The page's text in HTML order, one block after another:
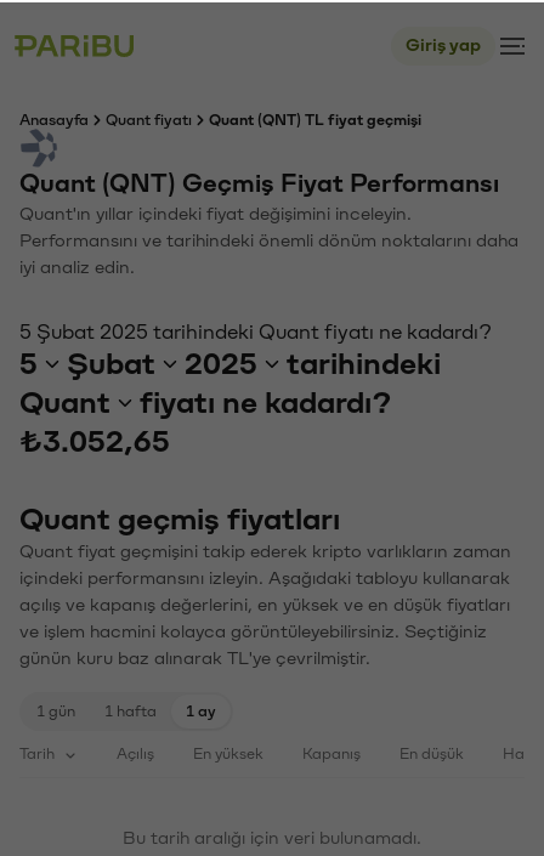
Giriş yap
Anasayfa Quant fiyatı Quant (QNT) TL fiyat geçmişi
Quant (QNT) Geçmiş Fiyat Performansı
Quant'ın yıllar içindeki fiyat değişimini inceleyin.
Performansını ve tarihindeki önemli dönüm noktalarını daha
iyi analiz edin.
5 Şubat 2025 tarihindeki Quant fiyatı ne kadardı?
5 Şubat 2025
tarihindeki
Quant
fiyatı ne kadardı?
₺3.052,65
Quant geçmiş fiyatları
Quant fiyat geçmişini takip ederek kripto varlıkların zaman
içindeki performansını izleyin. Aşağıdaki tabloyu kullanarak
açılış ve kapanış değerlerini, en yüksek ve en düşük fiyatları
ve işlem hacmini kolayca görüntüleyebilirsiniz. Seçtiğiniz
günün kuru baz alınarak TL'ye çevrilmiştir.
1 gün 1 hafta 1 ay
Tarih Açılış En yüksek Kapanış En düşük
Bu tarih aralığı için veri bulunamadı.